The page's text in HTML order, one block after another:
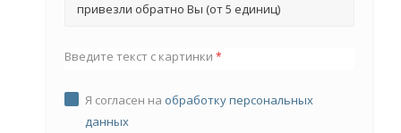
привезли обратно Вы (от 5 единиц)
Введите текст с картинки *
Я согласен на обработку персональных
данных